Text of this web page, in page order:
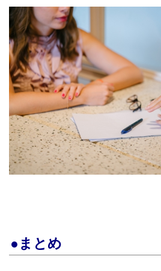
●まとめ